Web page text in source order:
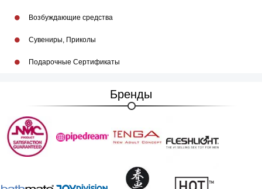
Возбуждающие средства
Сувениры, Приколы
Подарочные Сертификаты
Бренды